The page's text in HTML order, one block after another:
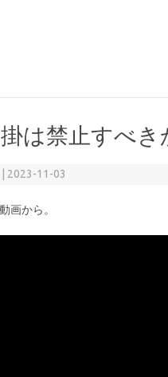
は禁止すべき
2023-11-03
画から。